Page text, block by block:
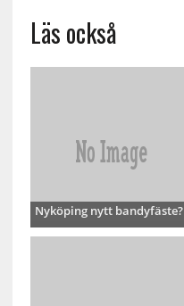
Läs också
Nyköping nytt bandyfäste?